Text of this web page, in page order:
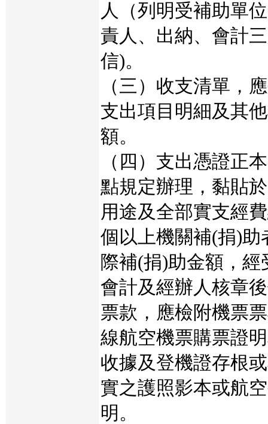
人（列明受補助單
責人、出納、會計
信)。
（三）收支清單，
支出項目明細及其
額。
（四）支出憑證正
點規定辦理，黏貼
用途及全部實支經
個以上機關補(捐)
際補(捐)助金額，
會計及經辦人核章
票款，應檢附機票
線航空機票購票證
收據及登機證存根
實之護照影本或航
明。